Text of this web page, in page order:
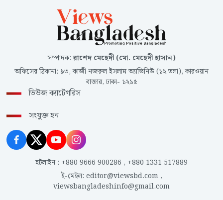
সম্পাদক:রাশেদ মেহেদী (মো. মেহেদী হাসান)
অফিসের ঠিকানা: ৯৩, কাজী নজরুল ইসলাম অ্যাভিনিউ (১২ তলা), কারওয়ান
বাজার, ঢাকা- ১২১৫
ভিউজ ক্যাটেগরিস
সংযুক্ত হন
হটলাইন : +880 9666 900286 , +880 1331 517889
ই-মেইল: editor@viewsbd.com,
viewsbangladeshinfo@gmail.com